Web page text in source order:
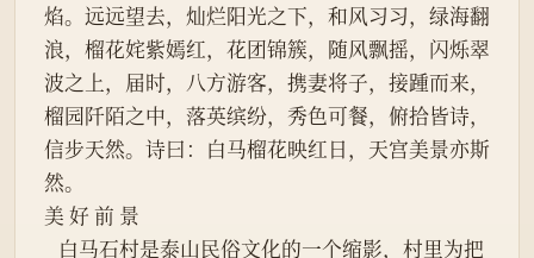
焰。远远望去，灿烂阳光之下，和风习习，绿海翻
浪，榴花姹紫嫣红，花团锦簇，随风飘摇，闪烁翠
波之上，届时，八方游客，携妻将子，接踵而来，
榴园阡陌之中，落英缤纷，秀色可餐，俯拾皆诗，
信步天然。诗曰：白马榴花映红日，天宫美景亦斯
然。
美 好 前 景